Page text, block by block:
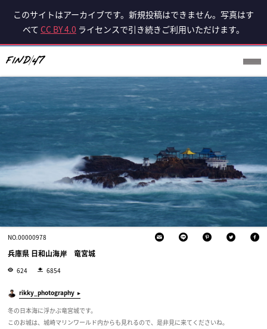
このサイトはアーカイブです。新規投稿はできません。写真はす
べて CC BY 4.0 ライセンスで引き続きご利用いただけます。
NO.00000978
兵庫県 日和山海岸 竜宮城
624 6854
rikky_photography
冬の日本海に浮かぶ竜宮城です。
このお城は、城崎マリンワールド内からも見れるので、是非見に来てくださいね。